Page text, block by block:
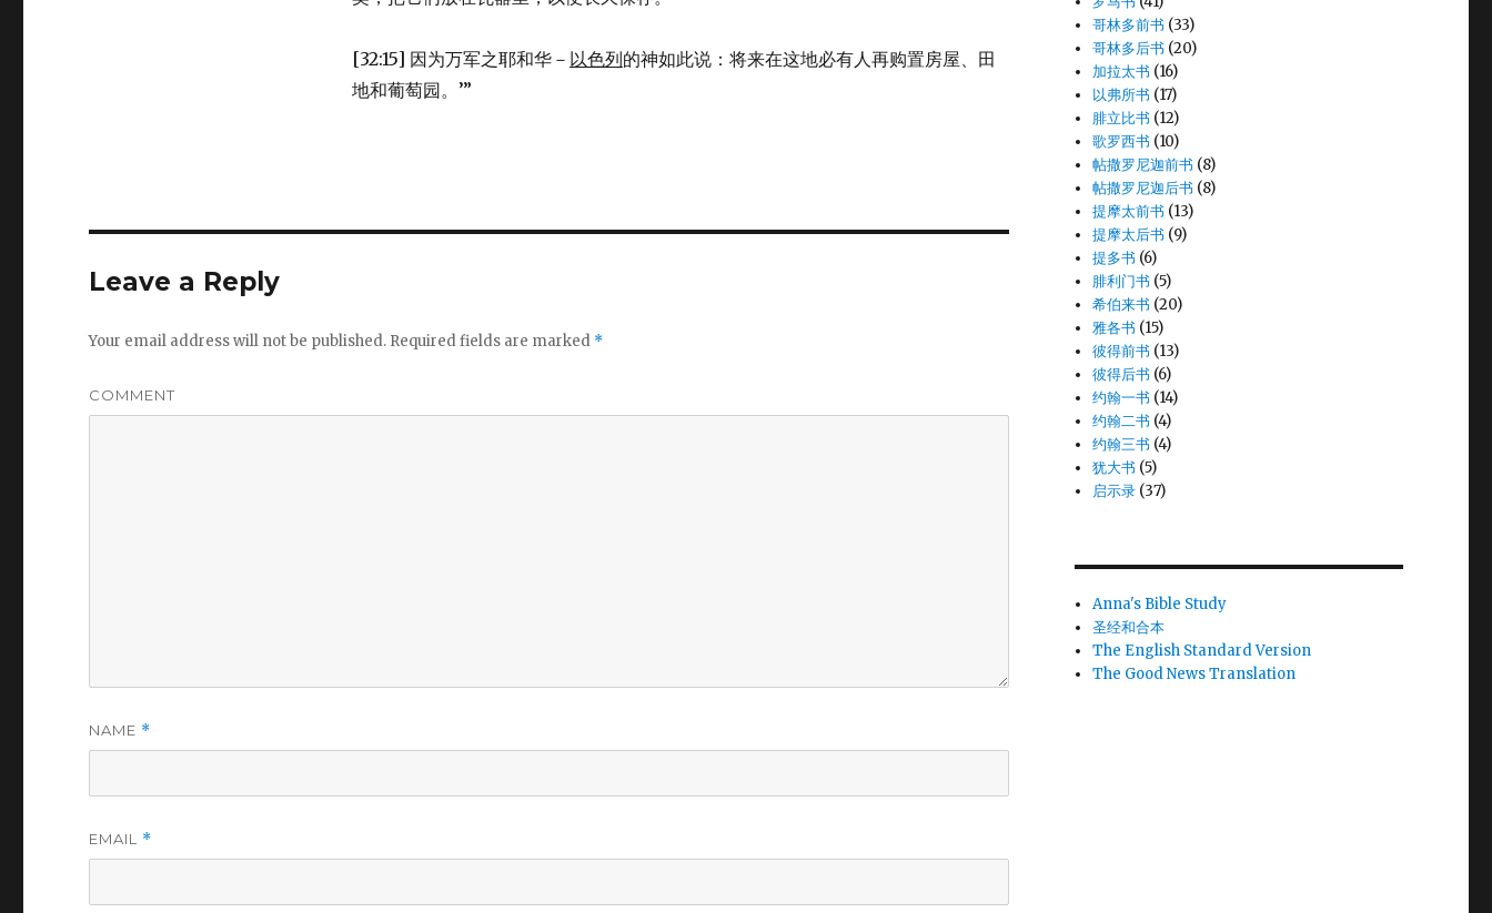
[32:15] 因为万军之耶和华－ 以色列的神如此说：将来在这地必有人再购置房屋、田
地和葡萄园。’”
Leave a Reply
Your email address will not be published. Required fields are marked *
COMMENT
NAME *
EMAIL *
哥林多前书 (33)
哥林多后书 (20)
加拉太书 (16)
以弗所书 (17)
腓立比书 (12)
歌罗西书 (10)
帖撒罗尼迦前书 (8)
帖撒罗尼迦后书 (8)
提摩太前书 (13)
提摩太后书 (9)
提多书 (6)
腓利门书 (5)
希伯来书 (20)
雅各书 (15)
彼得前书 (13)
彼得后书 (6)
约翰一书 (14)
约翰二书 (4)
约翰三书 (4)
犹大书 (5)
启示录 (37)
Anna's Bible Study
圣经和合本
The English Standard Version
The Good News Translation